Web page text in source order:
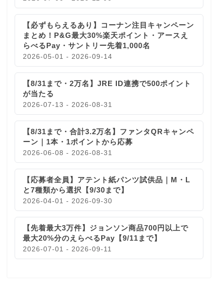
【必ずもらえるあり】コーナン注目キャンペーン
まとめ！P&G最大30%楽天ポイント・アースえ
らべるPay・サントリー先着1,000名
2026-05-01 - 2026-09-14
【8/31まで・2万名】JRE ID連携で500ポイント
が当たる
2026-07-13 - 2026-08-31
【8/31まで・合計3.2万名】ファンタQRキャンペ
ーン｜1本・1ポイントから応募
2026-06-08 - 2026-08-31
【応募者全員】アテント紙パンツ試供品｜M・L
と7種類から選択【9/30まで】
2026-04-01 - 2026-09-30
【先着最大3万件】ジョンソン商品700円以上で
最大20%分のえらべるPay【9/11まで】
2026-07-01 - 2026-09-11